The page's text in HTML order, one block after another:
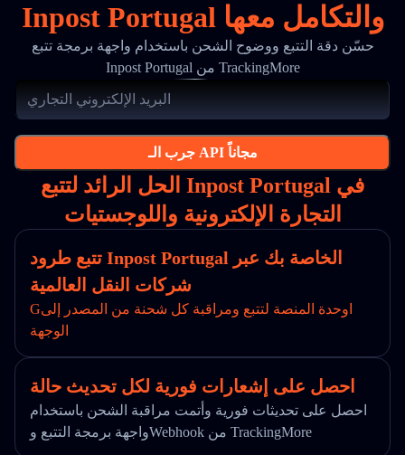
Inpost Portugal والتكامل معها
حسّن دقة التتبع ووضوح الشحن باستخدام واجهة برمجة تتبع
Inpost Portugal من TrackingMore
جرب الـ API مجاناً
الحل الرائد لتتبع Inpost Portugal في
التجارة الإلكترونية واللوجستيات
تتبع طرود Inpost Portugal الخاصة بك عبر
شركات النقل العالمية
Gاوحدة المنصة لتتبع ومراقبة كل شحنة من المصدر إلى
الوجهة
احصل على إشعارات فورية لكل تحديث حالة
احصل على تحديثات فورية وأتمت مراقبة الشحن باستخدام
واجهة برمجة التتبع وWebhook من TrackingMore